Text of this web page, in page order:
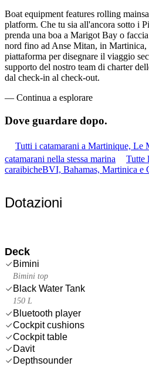
Boat equipment features rolling
platform. Che tu sia all'ancora sotto i
prenda una boa a Marigot Bay o
nord fino ad Anse Mitan, in
piattaforma per disegnare il viaggio
supporto del nostro team di charter
dal check-in al check-out.
— Continua a esplorare
Dove guardare dopo.
Tutti i catamarani a Martinique, Le
catamarani nella stessa marina
Tutte
caraibicheBVI, Bahamas, Martinica e
Dotazioni
Deck
Bimini
Bimini top
Black Water Tank
150 L
Bluetooth player
Cockpit cushions
Cockpit table
Davit
Depthsounder